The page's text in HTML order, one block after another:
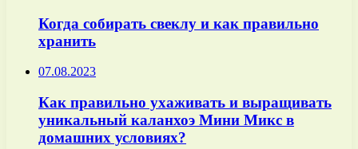
Когда собирать свеклу и как правильно
хранить
07.08.2023
Как правильно ухаживать и выращивать
уникальный каланхоэ Мини Микс в
домашних условиях?